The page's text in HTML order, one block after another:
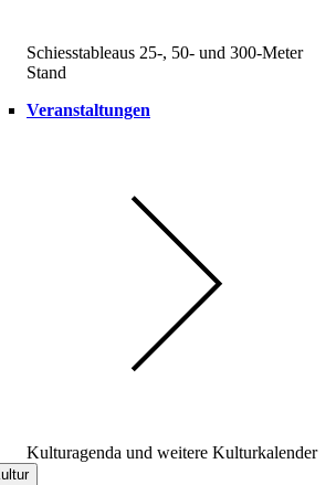
Schiesstableaus 25-, 50- und 300-Meter
Stand
Veranstaltungen
Kulturagenda und weitere Kulturkalender